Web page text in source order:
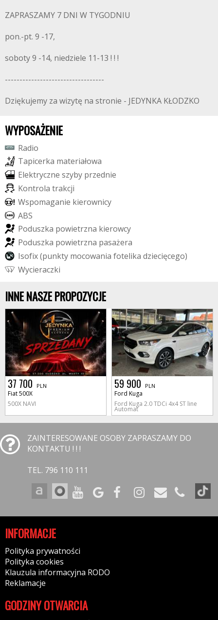
ZAPRASZAMY 7 DNI W TYGODNIU
pon.-pt. 9 -17,
soboty 9 -14, niedziele 11-13 ! ! !
----------------------------------
Dziękujemy za wizytę na stronie - JEDYNKA KŁODZKO
WYPOSAŻENIE
Radio
Tapicerka materiałowa
Elektryczne szyby przednie
Kontrola trakcji
Wspomaganie kierownicy
ABS
Poduszka powietrzna kierowcy
Poduszka powietrzna pasażera
Isofix(punkty mocowania fotelika dziecięcego)
Wycieraczki
INNE NASZE PROPOZYCJE
37 700 PLN
Fiat 500X
500X NAVI
59 900 PLN
Ford Kuga
Ford Kuga 2.0 TDCi 4x4 ST line
Automat
ZAINTERESOWANE OSOBY ZAPRASZAMY DO
KONTAKTU ! ! !
TEL. 796 110 111
INFORMACJE
Polityka prywatności
Polityka cookies
Klauzula informacyjna RODO
Reklamacje
GODZINY OTWARCIA